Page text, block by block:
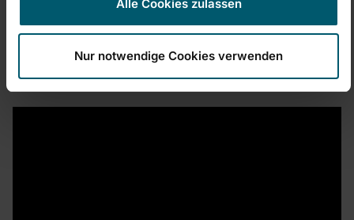
Alle Cookies zulassen
Nur notwendige Cookies verwenden
balais mécaniquessont parfaits. Vous verrez : avec
Leifheit, le sol est tout de suite plus beau.